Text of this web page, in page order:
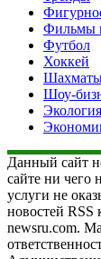
Фильмы
Футбол
Хоккей
Шоу-
Экология
Данный сайт
сайте ни чего
услуги не
новостей RSS
newsru.com.